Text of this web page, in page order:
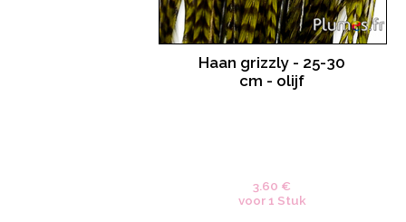
Haan grizzly - 25-30
cm - olijf
3.60 €
voor 1 Stuk